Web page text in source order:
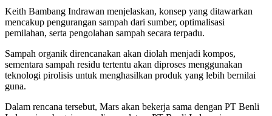
Keith Bambang Indrawan menjelaskan, konsep yang ditawarkan
mencakup pengurangan sampah dari sumber, optimalisasi
pemilahan, serta pengolahan sampah secara terpadu.
Sampah organik direncanakan akan diolah menjadi kompos,
sementara sampah residu tertentu akan diproses menggunakan
teknologi pirolisis untuk menghasilkan produk yang lebih bernilai
guna.
Dalam rencana tersebut, Mars akan bekerja sama dengan PT Benli